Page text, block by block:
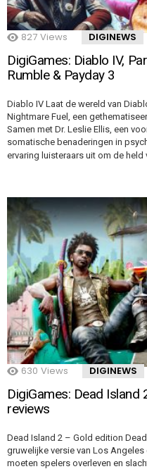
827 Views DIGINEWS
DigiGames: Diablo IV,
Rumble & Payday 3
Diablo IV Laat de wereld van
Nightmare Fuel, een
Samen met Dr. Leslie Ellis, een
somatische benaderingen in
ervaring luisteraars uit om de held
630 Views DIGINEWS
DigiGames: Dead
reviews
Dead Island 2 – Gold edition
gruwelijke versie van Los
moeten spelers overleven en